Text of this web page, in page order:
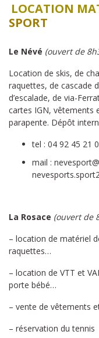
LOCATION
SPORT
Le Névé (ouvert de
Location de skis, de
raquettes, de cascade
d’escalade, de via-
cartes IGN, vêtements
parapente. Dépôt
tel : 04 92 45 21
mail :
La Rosace (ouvert de
– location de matériel
raquettes…
– location de VTT et
porte bébé…
– vente de
– réservation du tennis